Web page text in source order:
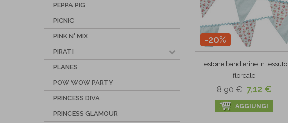
PEPPA PIG
PICNIC
PINK N' MIX
PIRATI
PLANES
POW WOW PARTY
PRINCESS DIVA
PRINCESS GLAMOUR
-20%
Festone bandierine in tessuto
floreale
8,90 € 7,12 €
AGGIUNGI